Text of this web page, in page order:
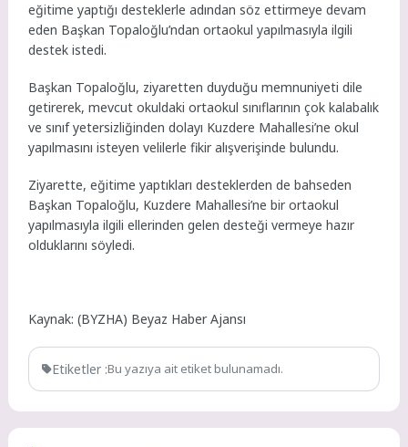
eğitime yaptığı desteklerle adından söz ettirmeye devam
eden Başkan Topaloğlu’ndan ortaokul yapılmasıyla ilgili
destek istedi.
Başkan Topaloğlu, ziyaretten duyduğu memnuniyeti dile
getirerek, mevcut okuldaki ortaokul sınıflarının çok kalabalık
ve sınıf yetersizliğinden dolayı Kuzdere Mahallesi’ne okul
yapılmasını isteyen velilerle fikir alışverişinde bulundu.
Ziyarette, eğitime yaptıkları desteklerden de bahseden
Başkan Topaloğlu, Kuzdere Mahallesi’ne bir ortaokul
yapılmasıyla ilgili ellerinden gelen desteği vermeye hazır
olduklarını söyledi.
Kaynak: (BYZHA) Beyaz Haber Ajansı
Etiketler :Bu yazıya ait etiket bulunamadı.